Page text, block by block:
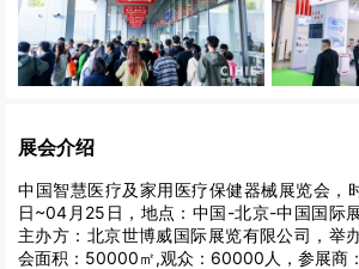
展会介绍
中国智慧医疗及家用医疗保健器械展览会，
日~04月25日，地点：中国-北京-中国国际
主办方：北京世博威国际展览有限公司，举
会面积：50000㎡,观众：60000人，参展商